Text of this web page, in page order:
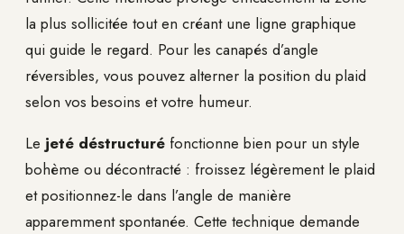
la plus sollicitée tout en créant une ligne graphique
qui guide le regard. Pour les canapés d’angle
réversibles, vous pouvez alterner la position du plaid
selon vos besoins et votre humeur.
Le jeté déstructuré fonctionne bien pour un style
bohème ou décontracté : froissez légèrement le plaid
et positionnez-le dans l’angle de manière
apparemment spontanée. Cette technique demande